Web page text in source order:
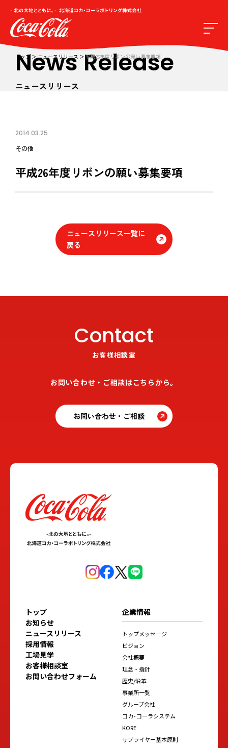
トップ ニュースリリース 平成26年度リボンの願い募集要項
News Release
ニュースリリース
2014.03.25
その他
平成26年度リボンの願い募集要項
ニュースリリース一覧に
戻る
Contact
お客様相談室
お問い合わせ・ご相談はこちらから。
お問い合わせ・ご相談
トップ
お知らせ
ニュースリリース
採用情報
工場見学
お客様相談室
お問い合わせフォーム
企業情報
トップメッセージ
ビジョン
会社概要
理念・指針
歴史/沿革
事業所一覧
グループ会社
コカ･コーラシステム
KORE
サプライヤー基本原則